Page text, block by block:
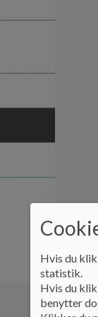
Hvis du
statistik.
Hvis du
benytter